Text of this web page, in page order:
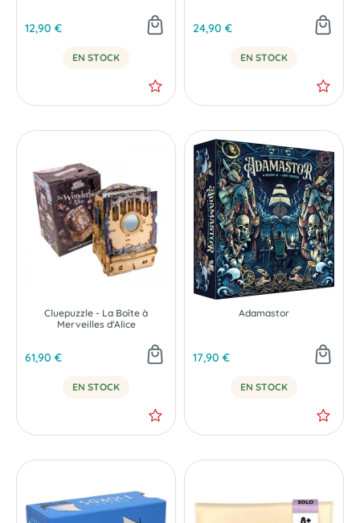
12,90 €
EN STOCK
24,90 €
EN STOCK
Cluepuzzle - La Boîte à
Merveilles d'Alice
61,90 €
EN STOCK
Adamastor
17,90 €
EN STOCK